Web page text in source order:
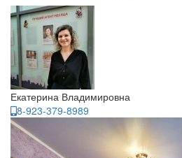
Екатерина Владимировна
8-923-379-8989